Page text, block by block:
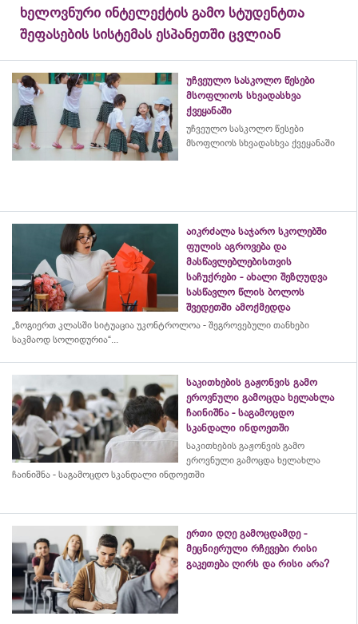
ხელოვნური ინტელექტის გამო სტუდენტთა
შეფასების სისტემას ესპანეთში ცვლიან
უჩვეულო სასკოლო წესები
მსოფლიოს სხვადასხვა
ქვეყანაში
უჩვეულო სასკოლო წესები
მსოფლიოს სხვადასხვა ქვეყანაში
აიკრძალა საჯარო სკოლებში
ფულის აგროვება და
მასწავლებლებისთვის
საჩუქრები - ახალი შეზღუდვა
სასწავლო წლის ბოლოს
შვედეთში ამოქმედდა
„ზოგიერთ კლასში სიტუაცია უკონტროლოა - შეგროვებული თანხები
საკმაოდ სოლიდურია“...
საკითხების გაჟონვის გამო
ეროვნული გამოცდა ხელახლა
ჩაინიშნა - საგამოცდო
სკანდალი ინდოეთში
საკითხების გაჟონვის გამო
ეროვნული გამოცდა ხელახლა
ჩაინიშნა - საგამოცდო სკანდალი ინდოეთში
ერთი დღე გამოცდამდე -
მეცნიერული რჩევები რისი
გაკეთება ღირს და რისი არა?